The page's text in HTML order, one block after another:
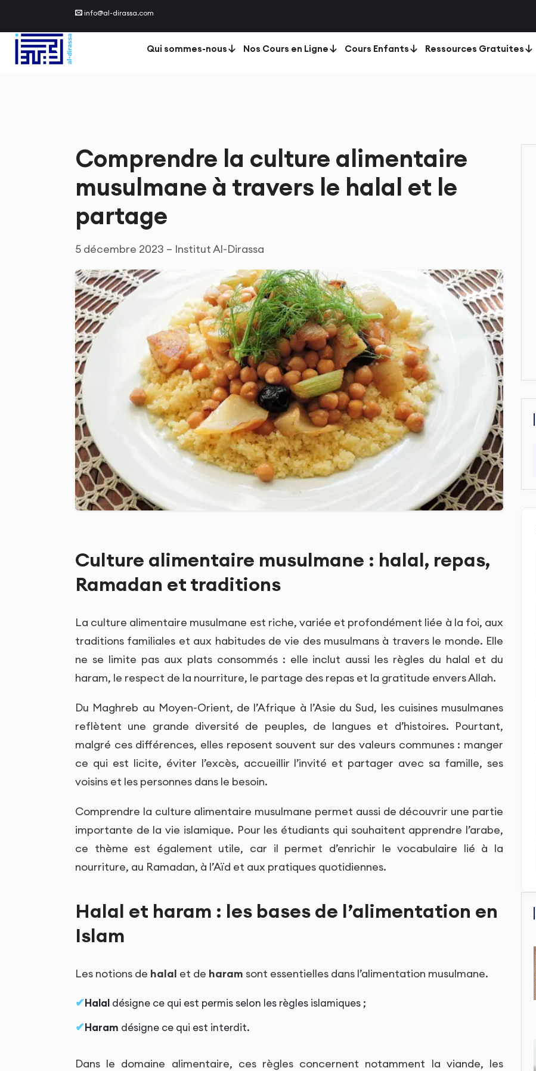
info@al-dirassa.com
Qui sommes-nous Nos Cours en Ligne Cours Enfants Ressources Gratuites
Comprendre la culture alimentaire
musulmane à travers le halal et le
partage
5 décembre 2023 – Institut Al-Dirassa
Culture alimentaire musulmane : halal, repas,
Ramadan et traditions
La culture alimentaire musulmane est riche, variée et profondément liée à la foi, aux
traditions familiales et aux habitudes de vie des musulmans à travers le monde. Elle
ne se limite pas aux plats consommés : elle inclut aussi les règles du halal et du
haram, le respect de la nourriture, le partage des repas et la gratitude envers Allah.
Du Maghreb au Moyen-Orient, de l’Afrique à l’Asie du Sud, les cuisines musulmanes
reflètent une grande diversité de peuples, de langues et d’histoires. Pourtant,
malgré ces différences, elles reposent souvent sur des valeurs communes : manger
ce qui est licite, éviter l’excès, accueillir l’invité et partager avec sa famille, ses
voisins et les personnes dans le besoin.
Comprendre la culture alimentaire musulmane permet aussi de découvrir une partie
importante de la vie islamique. Pour les étudiants qui souhaitent apprendre l’arabe,
ce thème est également utile, car il permet d’enrichir le vocabulaire lié à la
nourriture, au Ramadan, à l’Aïd et aux pratiques quotidiennes.
Halal et haram : les bases de l’alimentation en
Islam
Les notions de halal et de haram sont essentielles dans l’alimentation musulmane.
Halal désigne ce qui est permis selon les règles islamiques ;
Haram désigne ce qui est interdit.
Dans le domaine alimentaire, ces règles concernent notamment la viande, les